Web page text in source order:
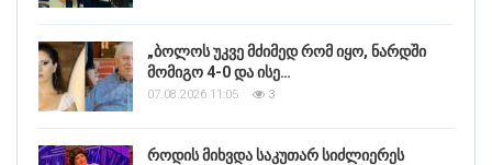
„ბოლოს უკვე მძიმედ რომ იყო, ნარდში
მომიგო 4-0 და ისე…
07.08.2026 11:05 3
როდის მიხვდა საკუთარ სიძლიერეს